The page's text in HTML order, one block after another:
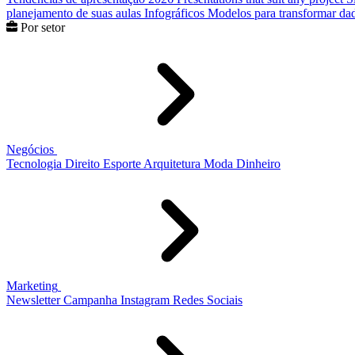
planejamento de suas aulas Infográficos Modelos para transformar
Por setor
Negócios
Tecnologia Direito Esporte Arquitetura Moda Dinheiro
Marketing
Newsletter Campanha Instagram Redes Sociais